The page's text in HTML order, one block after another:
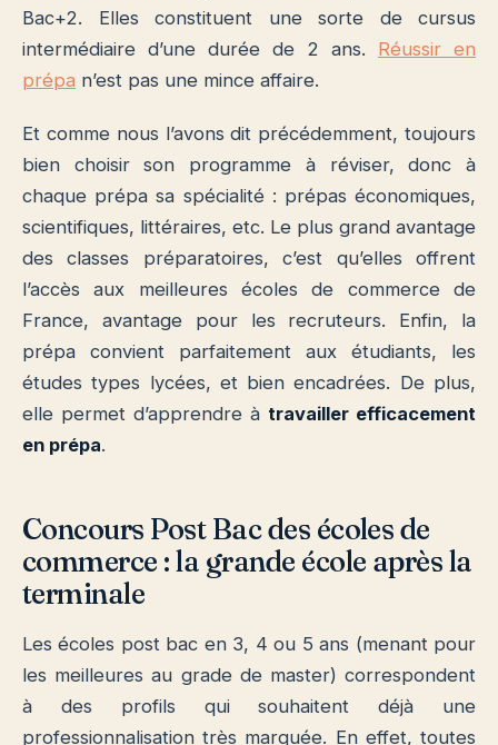
Bac+2. Elles constituent une sorte de cursus
intermédiaire d’une durée de 2 ans. Réussir en
prépa n’est pas une mince affaire.
Et comme nous l’avons dit précédemment, toujours
bien choisir son programme à réviser, donc à
chaque prépa sa spécialité : prépas économiques,
scientifiques, littéraires, etc. Le plus grand avantage
des classes préparatoires, c’est qu’elles offrent
l’accès aux meilleures écoles de commerce de
France, avantage pour les recruteurs. Enfin, la
prépa convient parfaitement aux étudiants, les
études types lycées, et bien encadrées. De plus,
elle permet d’apprendre à travailler efficacement
en prépa.
Concours Post Bac des écoles de
commerce : la grande école après la
terminale
Les écoles post bac en 3, 4 ou 5 ans (menant pour
les meilleures au grade de master) correspondent
à des profils qui souhaitent déjà une
professionnalisation très marquée. En effet, toutes